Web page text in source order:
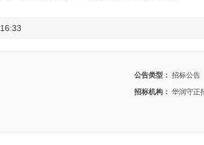
公告类型： 招标公告
招标机构： 华润守正